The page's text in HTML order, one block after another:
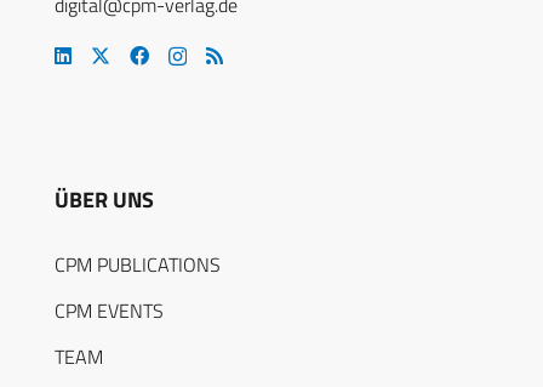
ÜBER UNS
CPM PUBLICATIONS
CPM EVENTS
TEAM